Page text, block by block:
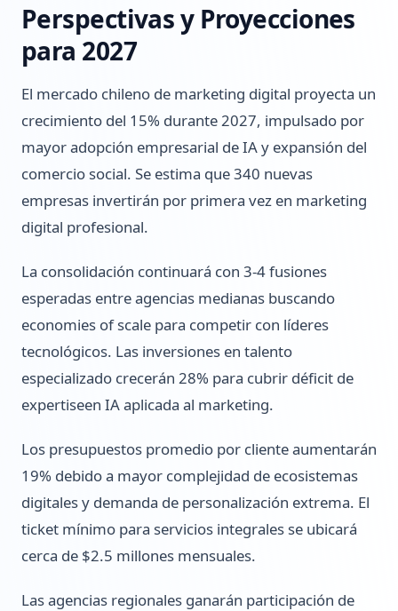
Perspectivas y Proyecciones
para 2027
El mercado chileno de marketing digital proyecta un
crecimiento del 15% durante 2027, impulsado por
mayor adopción empresarial de IA y expansión del
comercio social. Se estima que 340 nuevas
empresas invertirán por primera vez en marketing
digital profesional.
La consolidación continuará con 3-4 fusiones
esperadas entre agencias medianas buscando
economies of scale para competir con líderes
tecnológicos. Las inversiones en talento
especializado crecerán 28% para cubrir déficit de
expertiseen IA aplicada al marketing.
Los presupuestos promedio por cliente aumentarán
19% debido a mayor complejidad de ecosistemas
digitales y demanda de personalización extrema. El
ticket mínimo para servicios integrales se ubicará
cerca de $2.5 millones mensuales.
Las agencias regionales ganarán participación de